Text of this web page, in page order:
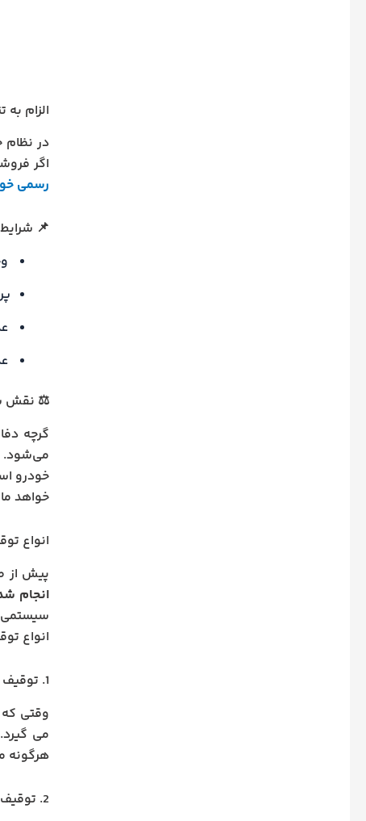
الزام
در نظام
اگر
رسمی
📌
⚖️ نقش
گرچه
می‌شود.
خودرو
خواهد
انواع
پیش از
انجام
سیستمی
انواع
1. توقیف قضایی
وقتی که
می
هرگونه
2. توقیف اجرایی